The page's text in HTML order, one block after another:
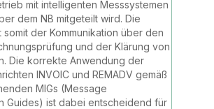
mit intelligenten Messsystemen
dem NB mitgeteilt wird. Die
somit der Kommunikation über den
und der Klärung von
Die korrekte Anwendung der
INVOIC und REMADV gemäß
MIGs (Message
Guides) ist dabei entscheidend für